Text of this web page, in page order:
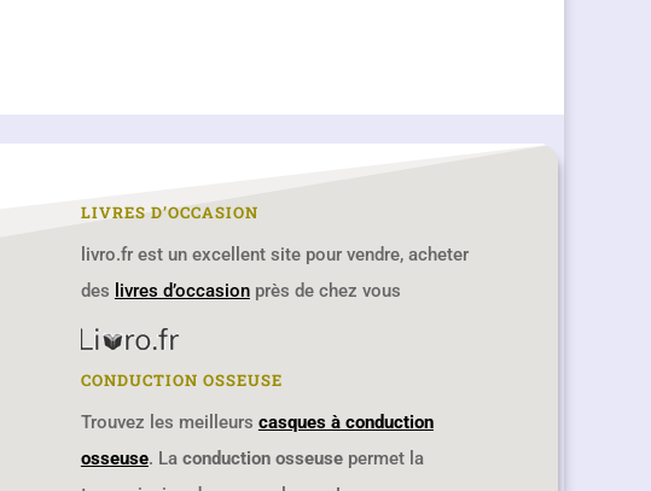
LIVRES D’OCCASION
livro.fr est un excellent site pour vendre, acheter
des livres d’occasionprès de chez vous
CONDUCTION OSSEUSE
Trouvez les meilleurs casques à conduction
osseuse. La conduction osseusepermet la